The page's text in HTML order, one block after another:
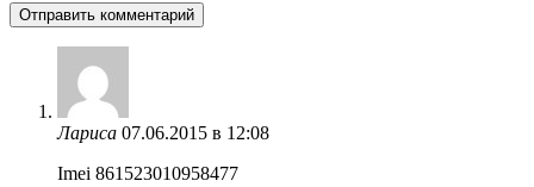
Лариса 07.06.2015 в 12:08
Imei 861523010958477